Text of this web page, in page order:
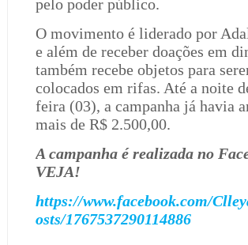
pelo poder público.
O movimento é liderado por
e além de receber doações em
também recebe objetos para
colocados em rifas. Até a noite
feira (03), a campanha já havia
mais de R$ 2.500,00.
A campanha é realizada no
VEJA!
https://www.facebook.com/
osts/1767537290114886